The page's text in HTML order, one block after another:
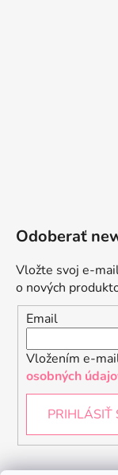
Odoberať
Vložte svoj e-
o nových
Email
Vložením e-
osobných
PRIHLÁSIŤ